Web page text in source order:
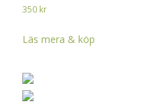
350 kr
Läs mera & köp